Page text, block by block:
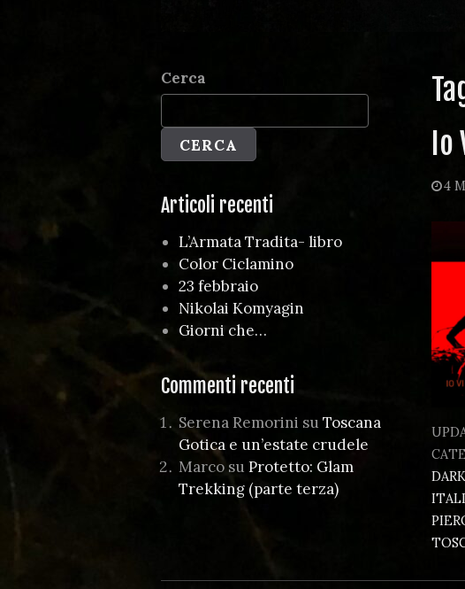
4
Cerca
CERCA
Articoli recenti
L’Armata Tradita- libro
Color Ciclamino
23 febbraio
Nikolai Komyagin
Giorni che…
Commenti recenti
Serena Remorini suToscana
Gotica e un’estate crudele
Marco suProtetto: Glam
Trekking (parte terza)